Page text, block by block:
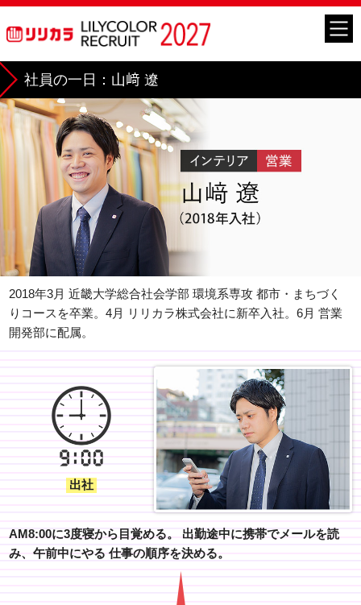
社員の一日：山﨑 遼
2018年3月 近畿大学総合社会学部 環境系専攻 都市・まちづく
りコースを卒業。4月 リリカラ株式会社に新卒入社。6月 営業
開発部に配属。
出社
AM8:00に3度寝から目覚める。
出勤途中に携帯でメールを読
み、午前中にやる 仕事の順序を決める。